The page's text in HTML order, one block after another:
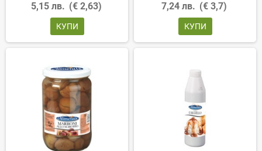
5,15 лв. (€ 2,63)
КУПИ
7,24 лв. (€ 3,7)
КУПИ